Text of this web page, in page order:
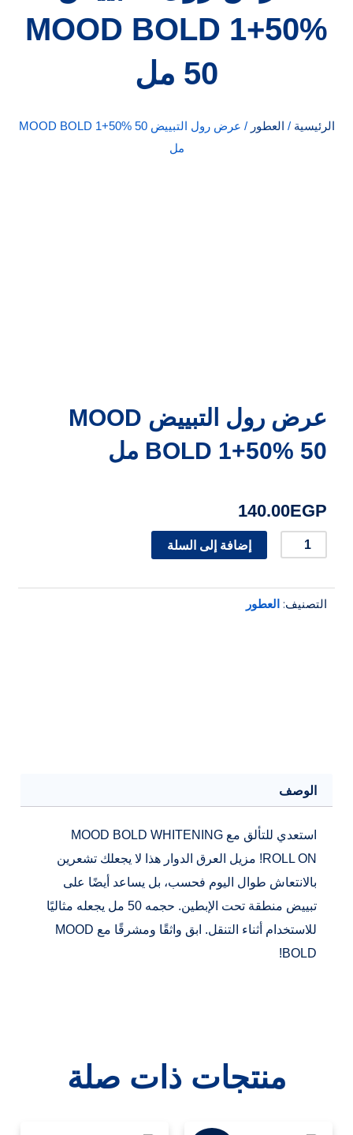
MOOD BOLD 1+50%
50 مل
الرئيسية / العطور
/ عرض رول التبييض MOOD BOLD 1+50% 50
مل
عرض رول التبييض MOOD
BOLD 1+50% 50 مل
140.00EGP
كمية
رول
التبييض
إضافة إلى السلة
التصنيف: العطور
الوصف
استعدي للتألق مع MOOD BOLD WHITENING
ROLL ON! مزيل العرق الدوار هذا لا يجعلك تشعرين
بالانتعاش طوال اليوم فحسب، بل يساعد أيضًا على
تبييض منطقة تحت الإبطين. حجمه 50 مل يجعله مثاليًا
للاستخدام أثناء التنقل. ابق واثقًا ومشرقًا مع MOOD
BOLD!
منتجات ذات صلة
السعر
السعر